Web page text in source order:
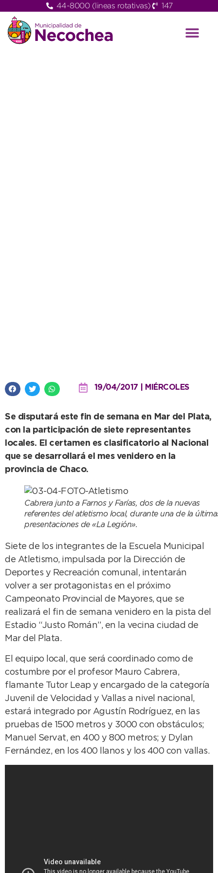
44-8000 (lineas rotativas) 147
19/04/2017 | MIÉRCOLES
Se disputará este fin de semana en Mar del Plata,
con la participación de siete representantes
locales. El certamen es clasificatorio al Nacional
que se desarrollará el mes venidero en la
provincia de Chaco.
Cabrera junto a Farnos y Farías, dos de la nuevas
referentes del atletismo local, durante una de la
presentaciones de «La Legión».
Siete de los integrantes de la Escuela Municipal
de Atletismo, impulsada por la Dirección de
Deportes y Recreación comunal, intentarán
volver a ser protagonistas en el próximo
Campeonato Provincial de Mayores, que se
realizará el fin de semana venidero en la pista del
Estadio “Justo Román”, en la vecina ciudad de
Mar del Plata.
El equipo local, que será coordinado como de
costumbre por el profesor Mauro Cabrera,
flamante Tutor Leap y encargado de la categoría
Juvenil de Velocidad y Vallas a nivel nacional,
estará integrado por Agustín Rodríguez, en las
pruebas de 1500 metros y 3000 con obstáculos;
Manuel Servat, en 400 y 800 metros; y Dylan
Fernández, en los 400 llanos y los 400 con vallas.